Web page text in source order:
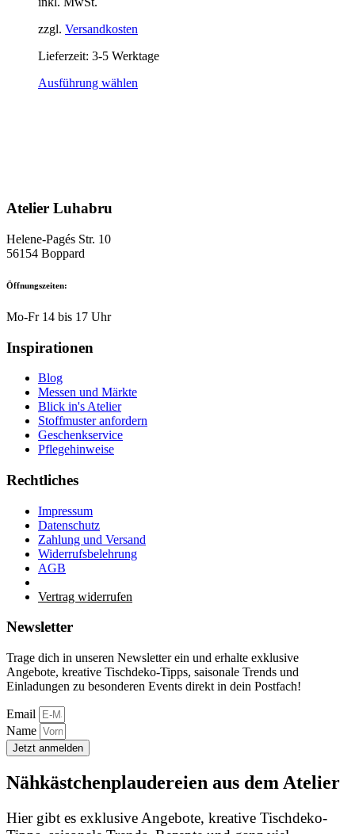
zzgl. Versandkosten
Lieferzeit: 3-5 Werktage
Ausführung wählen
Atelier Luhabru
Helene-Pagés Str. 10
56154 Boppard
Öffnungszeiten:
Mo-Fr 14 bis 17 Uhr
Inspirationen
Blog
Messen und Märkte
Blick in's Atelier
Stoffmuster anfordern
Geschenkservice
Pflegehinweise
Rechtliches
Impressum
Datenschutz
Zahlung und Versand
Widerrufsbelehrung
AGB
Vertrag widerrufen
Newsletter
Trage dich in unseren Newsletter ein und erhalte exklusive
Angebote, kreative Tischdeko-Tipps, saisonale Trends und
Einladungen zu besonderen Events direkt in dein Postfach!
Email
Name
Jetzt anmelden
Nähkästchenplaudereien aus dem Atelier
Hier gibt es exklusive Angebote, kreative Tischdeko-